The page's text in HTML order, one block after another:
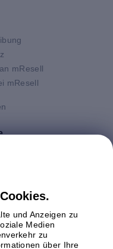
mResell
mResell
und Anzeigen zu
Medien
zu
über Ihre